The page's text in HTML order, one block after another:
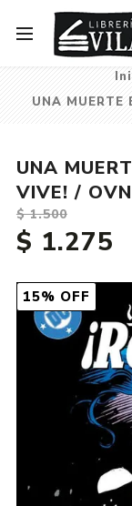
UNA MUERTE
15% OFF
UNA
VIVE! /
$ 1.500
$ 1.275